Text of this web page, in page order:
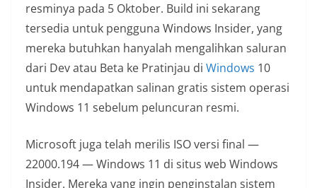
resminya pada 5 Oktober. Build ini sekarang
tersedia untuk pengguna Windows Insider, yang
mereka butuhkan hanyalah mengalihkan saluran
dari Dev atau Beta ke Pratinjau di Windows 10
untuk mendapatkan salinan gratis sistem operasi
Windows 11 sebelum peluncuran resmi.
Microsoft juga telah merilis ISO versi final —
22000.194 — Windows 11 di situs web Windows
Insider. Mereka yang ingin penginstalan sistem